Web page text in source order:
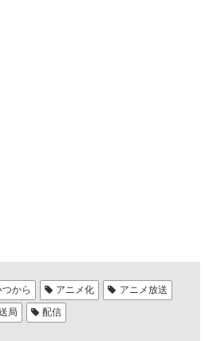
から アニメ化
アニメ放送
局 配信